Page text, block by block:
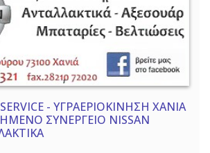
SERVICE - ΥΓΡΑΕΡΙΟΚΙΝΗΣΗ ΧΑΝΙΑ
ΣΥΝΕΡΓΕΙΟ NISSAN